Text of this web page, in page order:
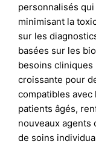
personnalisés
minimisant la
sur les
basées sur les
besoins cliniques
croissante pour
compatibles
patients âgés,
nouveaux agents
de soins